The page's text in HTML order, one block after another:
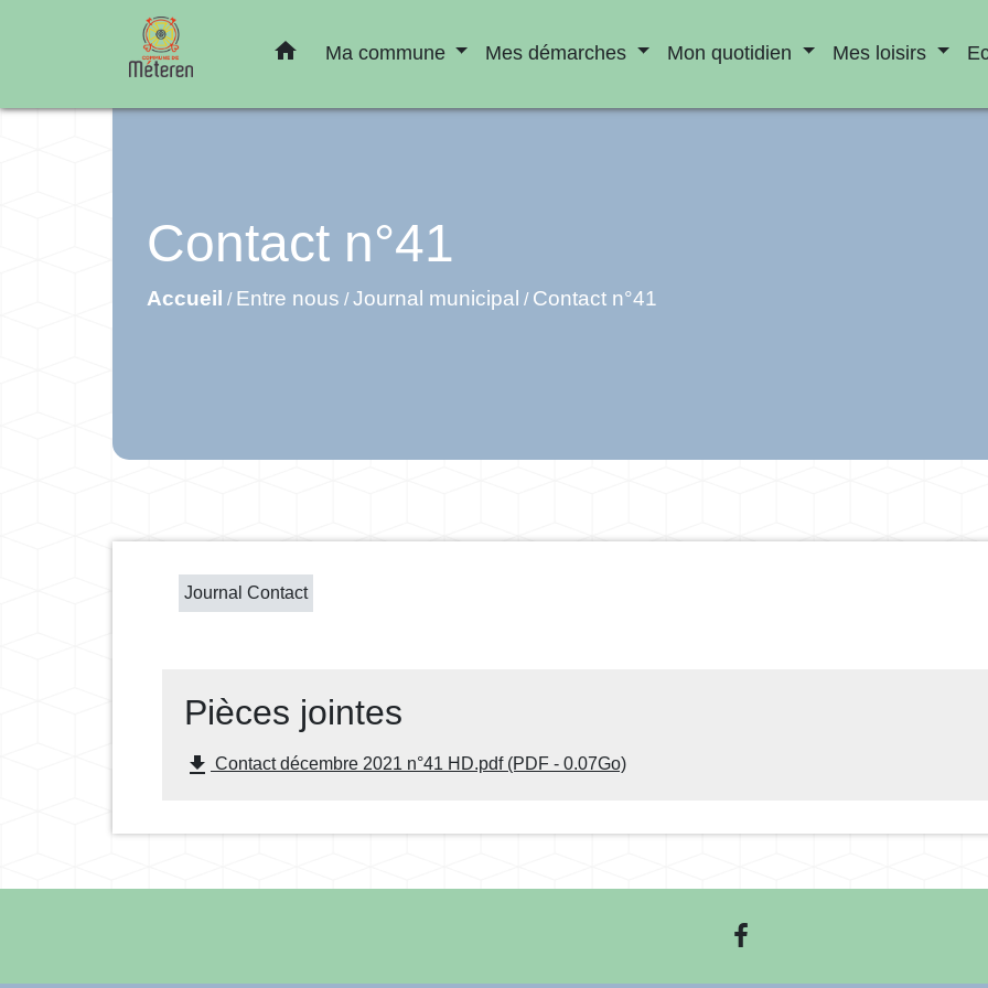
home Ma commune Mes démarches Mon quotidien Mes loisirs
Contact n°41
Accueil / Entre nous /Journal municipal / Contact n°41
Journal Contact
Pièces jointes
file_download Contact décembre 2021 n°41 HD.pdf (PDF - 0.07Go)